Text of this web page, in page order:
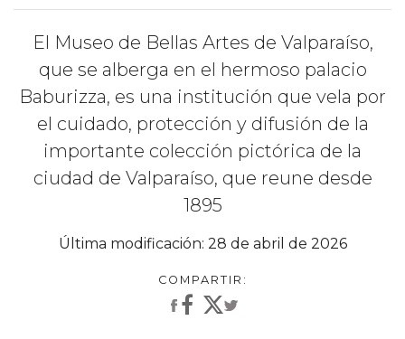
El Museo de Bellas Artes de Valparaíso,
que se alberga en el hermoso palacio
Baburizza, es una institución que vela por
el cuidado, protección y difusión de la
importante colección pictórica de la
ciudad de Valparaíso, que reune desde
1895
Última modificación: 28 de abril de 2026